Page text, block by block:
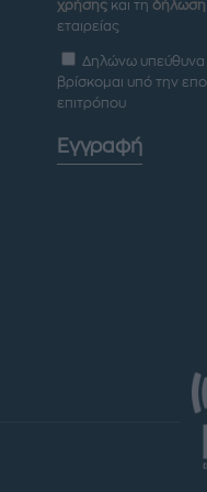
χρήσης και τη δήλωση
εταιρείας
Δηλώνω υπεύθυνα
βρίσκομαι υπό την
επιτρόπου
Εγγραφή